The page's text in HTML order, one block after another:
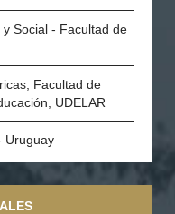
Social - Facultad de
Facultad de
UDELAR
Uruguay